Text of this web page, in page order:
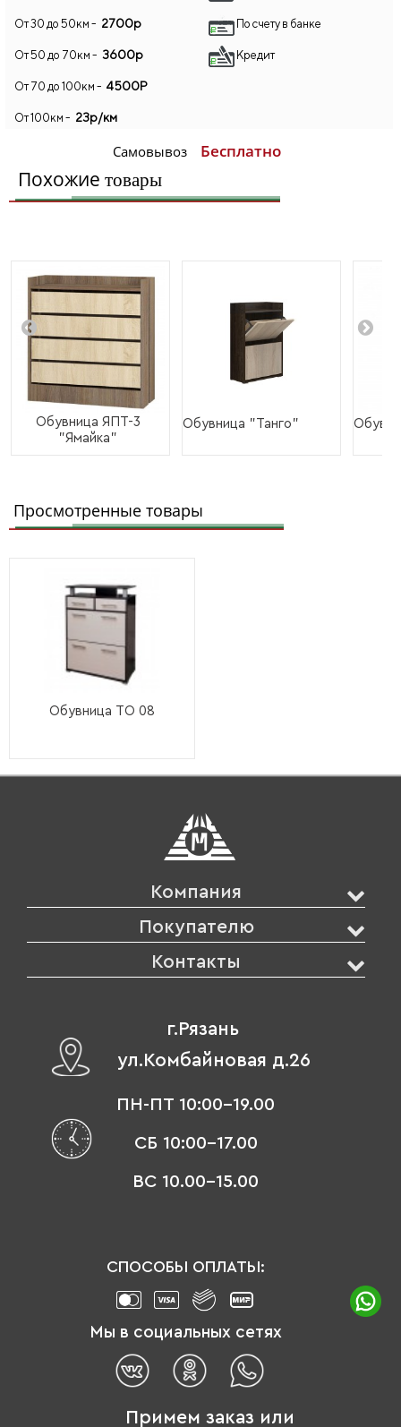
От 30 до 50км - 2700р
От 50 до 70км - 3600р
От 70 до 100км - 4500Р
От 100км - 23р/км
Самовывоз Бесплатно
По счету в банке
Кредит
Похожие товары
Обувница ЯПТ-3
"Ямайка"
Обувница "Танго"
Просмотренные товары
Обувница ТО 08
Компания
Покупателю
Контакты
г.Рязань
ул.Комбайновая д.26
ПН-ПТ 10:00-19.00
СБ 10:00-17.00
ВС 10.00-15.00
СПОСОБЫ ОПЛАТЫ:
Мы в социальных сетях
Примем заказ или